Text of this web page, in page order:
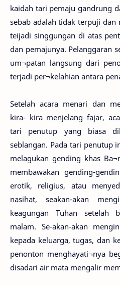
kaidah tari pemaju gandrung
sebab adalah tidak terpuji dan
teijadi singgungan di atas
dan pemajunya. Pelanggaran
um¬patan langsung dari
terjadi per¬kelahian antara
Setelah acara menari dan
kira- kira menjelang fajar,
tari penutup yang biasa
seblangan. Pada tari penutup
melagukan gending khas
membawakan gending-
erotik, religius, atau
nasihat, seakan-akan
keagungan Tuhan setelah
malam. Se-akan-akan
kepada keluarga, tugas, dan
penonton menghayati¬nya
disadari air mata mengalir